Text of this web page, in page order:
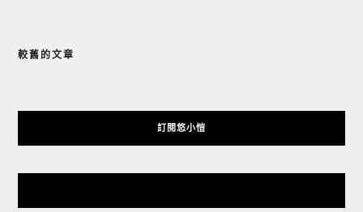
文
導
覽
較舊的文章
訂閱悠小愷